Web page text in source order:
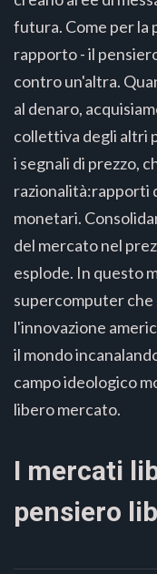
futura. Come per la
rapporto - il
contro un'altra.
al denaro,
collettiva degli altri
i segnali di prezzo,
razionalità:rapporti
monetari.
del mercato nel
esplode. In questo
supercomputer che
l'innovazione
il mondo
campo ideologico
libero mercato.
I mercati
pensiero